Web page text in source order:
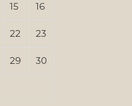
15 16
22 23
29 30